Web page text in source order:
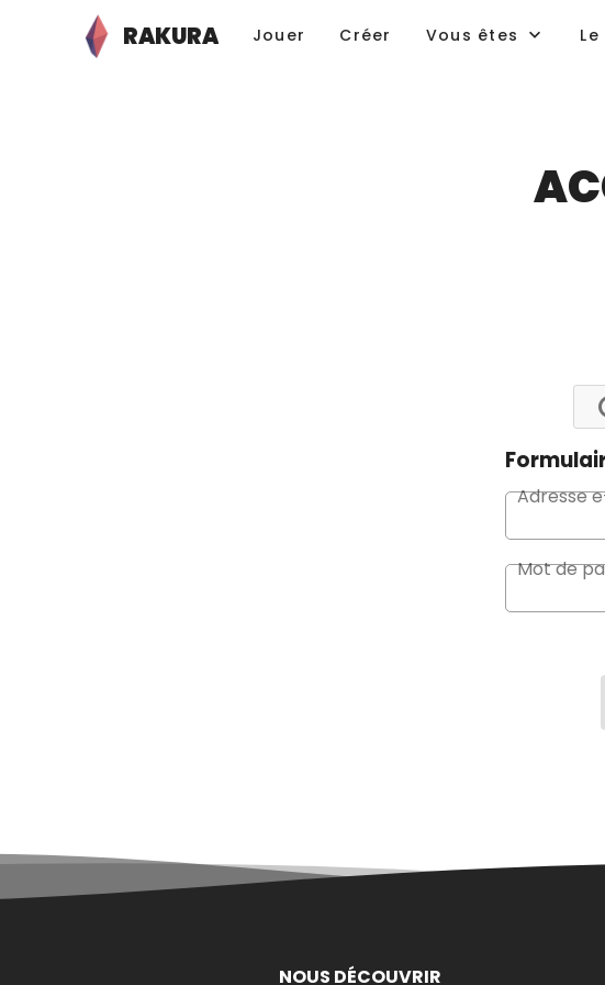
RAKURA Jouer Créer Vous êtes
Adresse
Mot de
NOUS DÉCOUVRIR